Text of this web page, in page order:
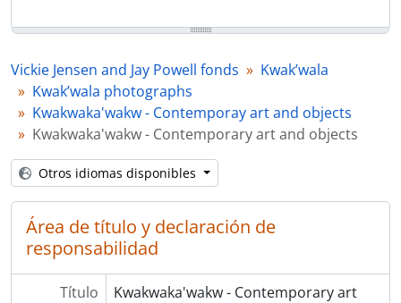
Vickie Jensen and Jay Powell fonds
Kwak’wala
Kwak’wala photographs
Kwakwaka'wakw - Contemporay art and objects
Kwakwaka'wakw - Contemporary art and objects
Otros idiomas disponibles
Área de título y declaración de
responsabilidad
Título
Kwakwaka'wakw - Contemporary art